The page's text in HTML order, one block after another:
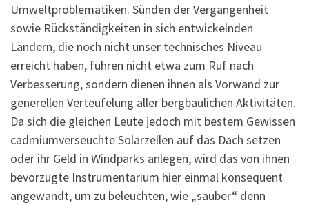
Umweltproblematiken. Sünden der Vergangenheit
sowie Rückständigkeiten in sich entwickelnden
Ländern, die noch nicht unser technisches Niveau
erreicht haben, führen nicht etwa zum Ruf nach
Verbesserung, sondern dienen ihnen als Vorwand zur
generellen Verteufelung aller bergbaulichen Aktivitäten.
Da sich die gleichen Leute jedoch mit bestem Gewissen
cadmiumverseuchte Solarzellen auf das Dach setzen
oder ihr Geld in Windparks anlegen, wird das von ihnen
bevorzugte Instrumentarium hier einmal konsequent
angewandt, um zu beleuchten, wie „sauber“ denn